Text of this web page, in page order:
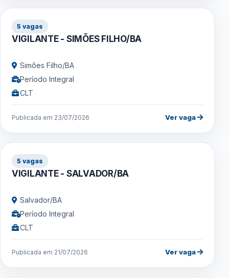
5 vagas
VIGILANTE - SIMÕES FILHO/BA
Simões Filho/BA
Período Integral
CLT
Publicada em 23/07/2026 Ver vaga
5 vagas
VIGILANTE - SALVADOR/BA
Salvador/BA
Período Integral
CLT
Publicada em 21/07/2026 Ver vaga